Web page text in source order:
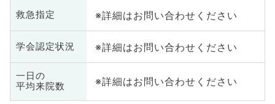
救急指定 ※詳細はお問い合わせください
学会認定状況 ※詳細はお問い合わせください
一日の
平均来院数
※詳細はお問い合わせください